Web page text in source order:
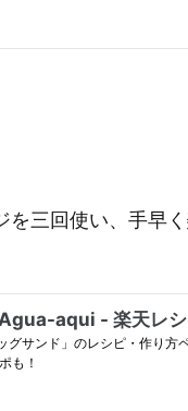
三回使い、手早